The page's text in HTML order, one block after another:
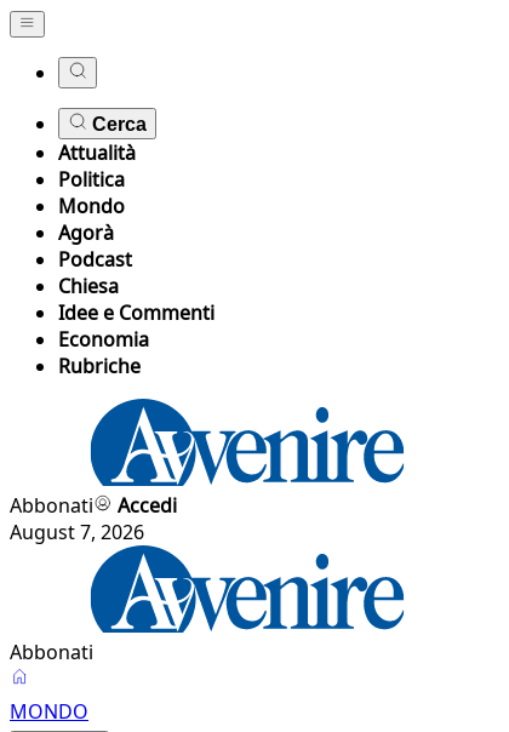
Cerca
Attualità
Politica
Mondo
Agorà
Podcast
Chiesa
Idee e Commenti
Economia
Rubriche
Abbonati
Accedi
August 7, 2026
Abbonati
MONDO